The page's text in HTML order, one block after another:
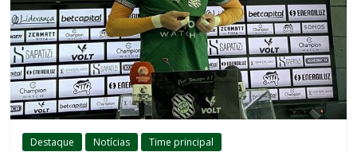
Destaque Notícias Time principal